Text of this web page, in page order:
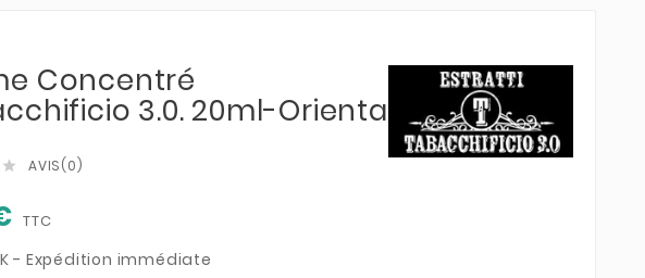
Concentré
3.0. 20ml-Oriental
 AVIS(0)
TTC
- Expédition immédiate